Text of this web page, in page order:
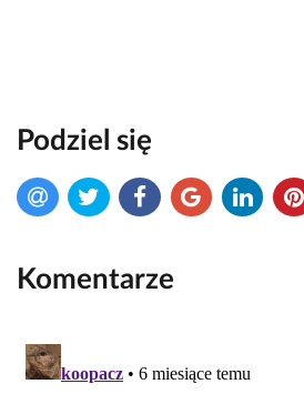
Podziel się
Komentarze